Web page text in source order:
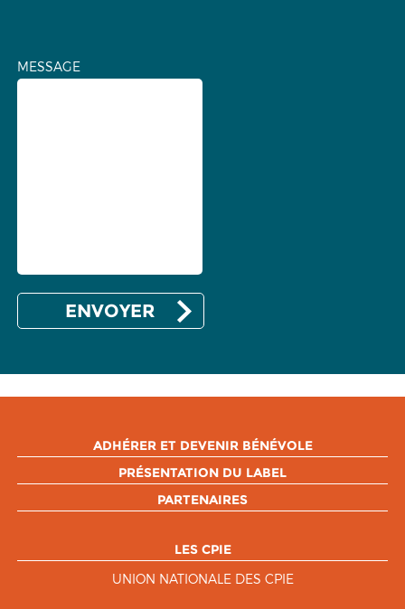
MESSAGE
ADHÉRER ET DEVENIR BÉNÉVOLE
PRÉSENTATION DU LABEL
PARTENAIRES
LES CPIE
UNION NATIONALE DES CPIE